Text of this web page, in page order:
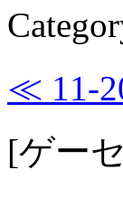
≪ 11-
[ゲー